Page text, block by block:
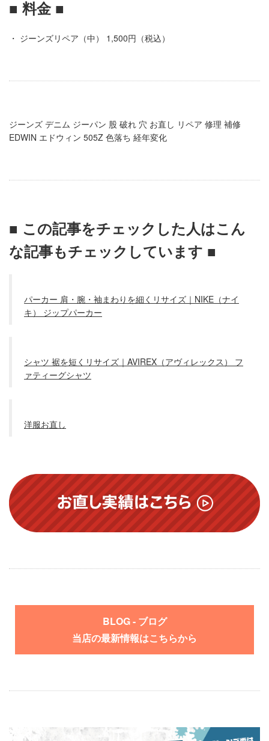
■ 料金 ■
・ ジーンズリペア（中） 1,500円（税込）
ジーンズ デニム ジーパン 股 破れ 穴 お直し リペア 修理 補修
EDWIN エドウィン 505Z 色落ち 経年変化
■ この記事をチェックした人はこん
な記事もチェックしています ■
パーカー 肩・腕・袖まわりを細くリサイズ｜NIKE（ナイ
キ） ジップパーカー
シャツ 裾を短くリサイズ｜AVIREX（アヴィレックス） フ
ァティーグシャツ
洋服お直し
BLOG - ブログ
当店の最新情報はこちらから